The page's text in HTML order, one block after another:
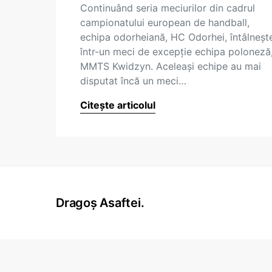
Continuând seria meciurilor din cadrul
campionatului european de handball,
echipa odorheiană, HC Odorhei,
într-un meci de excepţie echipa
MMTS Kwidzyn. Aceleaşi echipe au mai
disputat încă un meci…
Citește articolul
Dragoș Asaftei.